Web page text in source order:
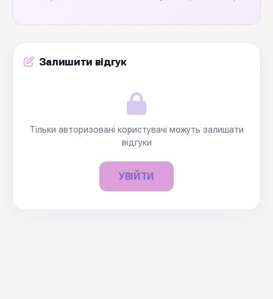
Залишити відгук
Тільки авторизовані користувачі можуть залишати
відгуки
УВІЙТИ